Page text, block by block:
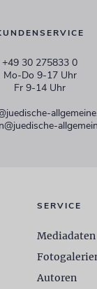
+49 30 275833 0
Mo-Do 9-17 Uhr
Fr 9-14 Uhr
SERVICE
Mediadaten
Autoren